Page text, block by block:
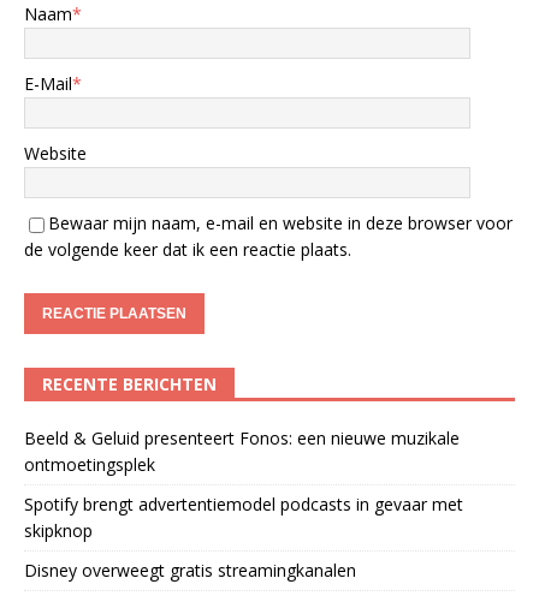
Naam*
E-Mail*
Website
Bewaar mijn naam, e-mail en website in deze browser voor
de volgende keer dat ik een reactie plaats.
RECENTE BERICHTEN
Beeld & Geluid presenteert Fonos: een nieuwe muzikale
ontmoetingsplek
Spotify brengt advertentiemodel podcasts in gevaar met
skipknop
Disney overweegt gratis streamingkanalen